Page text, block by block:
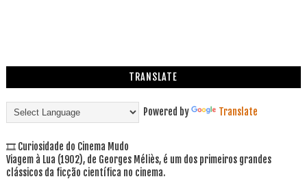
TRANSLATE
Powered by Translate
🎞 Curiosidade do Cinema Mudo
Viagem à Lua (1902), de Georges Méliès, é um dos primeiros grandes
clássicos da ficção científica no cinema.